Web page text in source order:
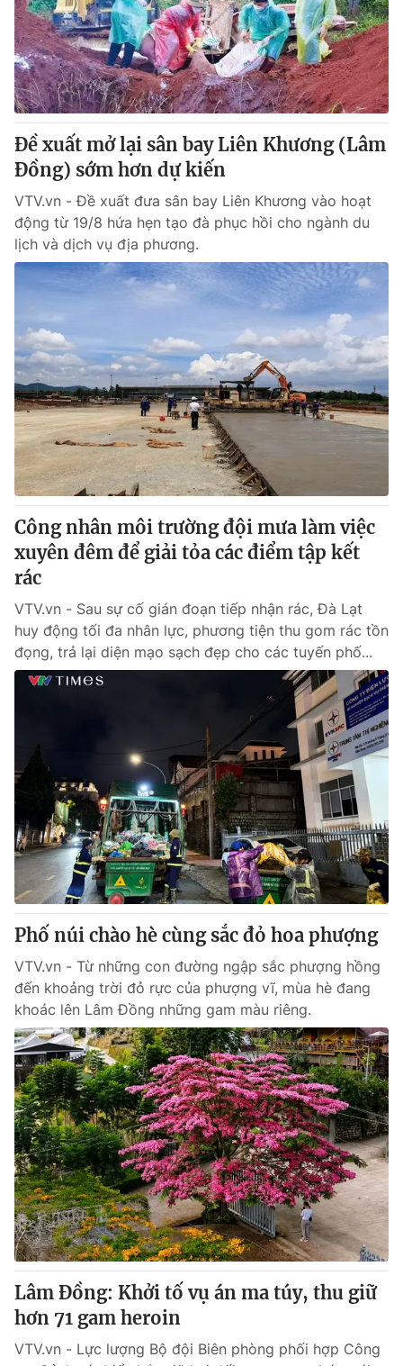
Đề xuất mở lại sân bay Liên Khương (Lâm
Đồng) sớm hơn dự kiến
VTV.vn - Đề xuất đưa sân bay Liên Khương vào hoạt
động từ 19/8 hứa hẹn tạo đà phục hồi cho ngành du
lịch và dịch vụ địa phương.
Công nhân môi trường đội mưa làm việc
xuyên đêm để giải tỏa các điểm tập kết
rác
VTV.vn - Sau sự cố gián đoạn tiếp nhận rác, Đà Lạt
huy động tối đa nhân lực, phương tiện thu gom rác tồn
đọng, trả lại diện mạo sạch đẹp cho các tuyến phố...
Phố núi chào hè cùng sắc đỏ hoa phượng
VTV.vn - Từ những con đường ngập sắc phượng hồng
đến khoảng trời đỏ rực của phượng vĩ, mùa hè đang
khoác lên Lâm Đồng những gam màu riêng.
Lâm Đồng: Khởi tố vụ án ma túy, thu giữ
hơn 71 gam heroin
VTV.vn - Lực lượng Bộ đội Biên phòng phối hợp Công